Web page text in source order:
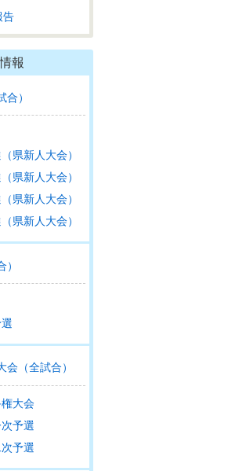
告
報
）
県新人大会）
県新人大会）
県新人大会）
県新人大会）
会（全試合）
大会
予選
予選